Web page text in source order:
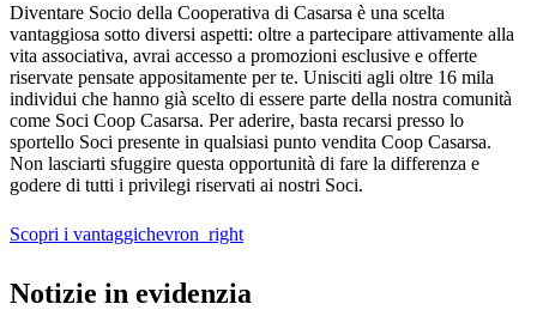
Diventare Socio della Cooperativa di Casarsa è una scelta
vantaggiosa sotto diversi aspetti: oltre a partecipare attivamente alla
vita associativa, avrai accesso a promozioni esclusive e offerte
riservate pensate appositamente per te. Unisciti agli oltre 16 mila
individui che hanno già scelto di essere parte della nostra comunità
come Soci Coop Casarsa. Per aderire, basta recarsi presso lo
sportello Soci presente in qualsiasi punto vendita Coop Casarsa.
Non lasciarti sfuggire questa opportunità di fare la differenza e
godere di tutti i privilegi riservati ai nostri Soci.
Scopri i vantaggichevron_right
Notizie in evidenzia